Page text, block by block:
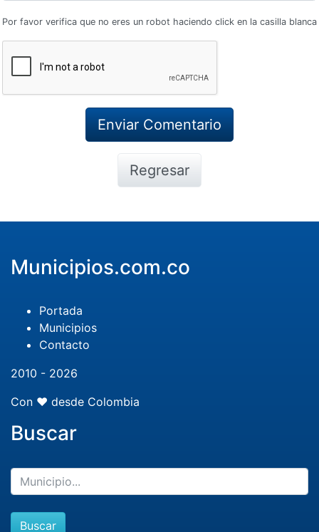
Por favor verifica que no eres un robot haciendo click en la casilla blanca
Regresar
Municipios.com.co
Portada
Municipios
Contacto
2010 - 2026
Con ❤️ desde Colombia
Buscar
Buscar